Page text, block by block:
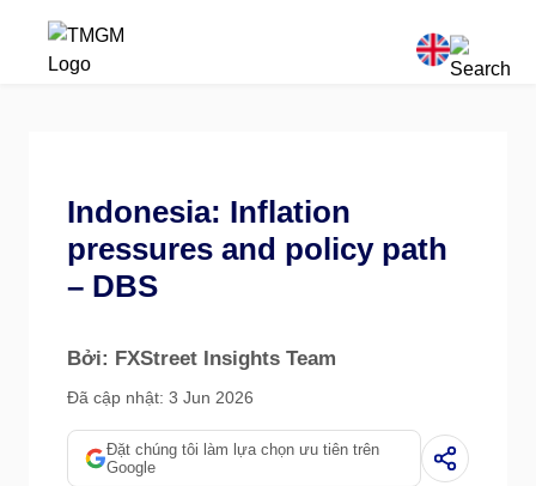
Indonesia: Inflation
pressures and policy path
– DBS
Bởi: FXStreet Insights Team
Đã cập nhật: 3 Jun 2026
Đặt chúng tôi làm lựa chọn ưu tiên trên
Google